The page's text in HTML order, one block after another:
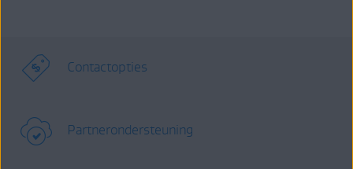
Contactopties
Partnerondersteuning